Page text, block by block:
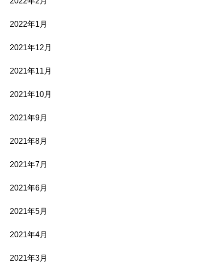
2022年1月
2021年12月
2021年11月
2021年10月
2021年9月
2021年8月
2021年7月
2021年6月
2021年5月
2021年4月
2021年3月